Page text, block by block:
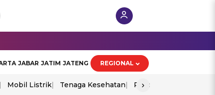
JABAR JATIM JATENG REGIONAL
Mobil Listrik Tenaga Kesehatan Piala Aff 2026
›